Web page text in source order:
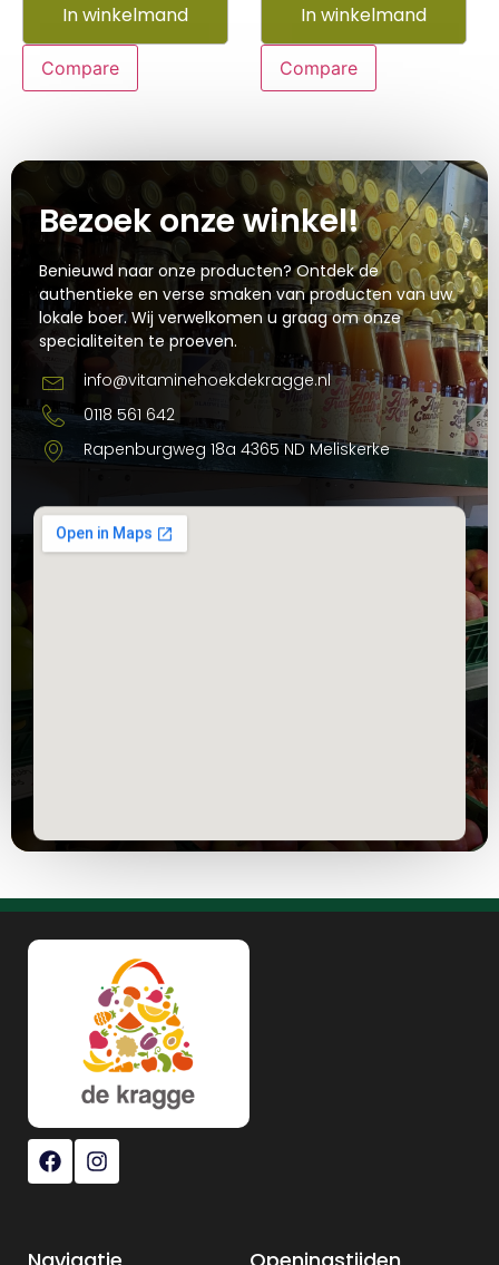
In winkelmand
Compare
In winkelmand
Compare
Bezoek onze winkel!
Benieuwd naar onze producten? Ontdek de
authentieke en verse smaken van producten van uw
lokale boer. Wij verwelkomen u graag om onze
specialiteiten te proeven.
info@vitaminehoekdekragge.nl
0118 561 642
Rapenburgweg 18a 4365 ND Meliskerke